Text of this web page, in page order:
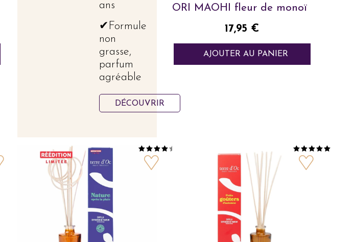
ans
✔Formule
non
grasse,
parfum
agréable
DÉCOUVRIR
ORI MAOHI fleur de monoï
Prix
17,95 €
AJOUTER AU PANIER